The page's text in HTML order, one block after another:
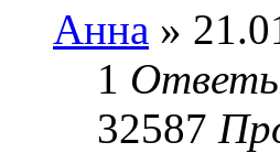
Анна »
1
32587